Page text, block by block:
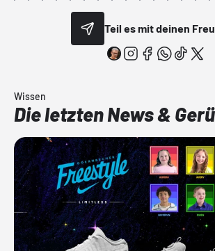
Teil es mit deinen
Wissen
Die letzten News &